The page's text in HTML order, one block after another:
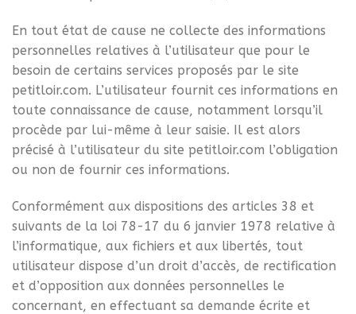
En tout état de cause ne collecte des informations
personnelles relatives à l’utilisateur que pour le
besoin de certains services proposés par le site
petitloir.com. L’utilisateur fournit ces informations en
toute connaissance de cause, notamment lorsqu’il
procède par lui-même à leur saisie. Il est alors
précisé à l’utilisateur du site petitloir.com l’obligation
ou non de fournir ces informations.
Conformément aux dispositions des articles 38 et
suivants de la loi 78-17 du 6 janvier 1978 relative à
l’informatique, aux fichiers et aux libertés, tout
utilisateur dispose d’un droit d’accès, de rectification
et d’opposition aux données personnelles le
concernant, en effectuant sa demande écrite et